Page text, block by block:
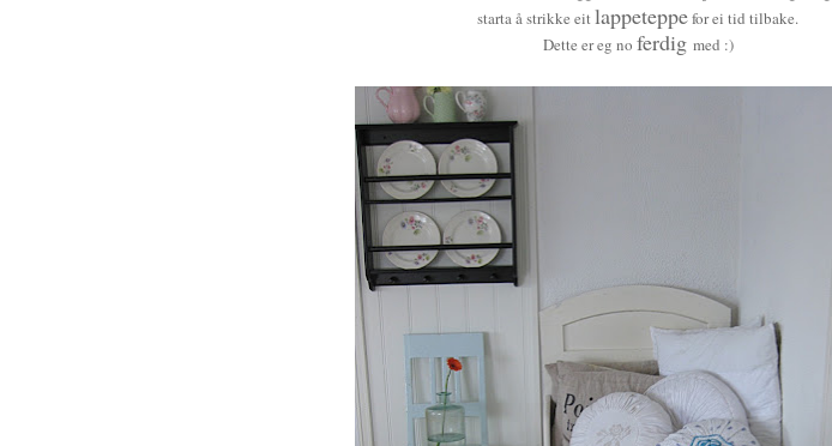
starta å strikke eit lappeteppefor ei tid tilbake.
Dette er eg no ferdig med :)